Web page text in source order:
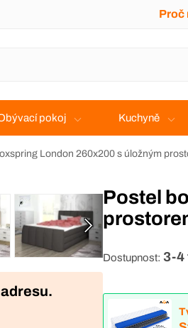
Proč
pokoj Kuchyně
London 260x200 s úložným
Postel boxspring London 260x200 s úložným
Dostupnost: 3-4